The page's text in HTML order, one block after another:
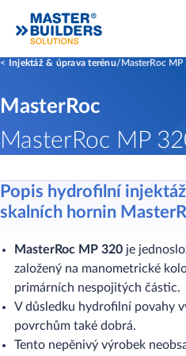
Injektáž & úprava terénu MasterRoc MP
MasterRoc
MasterRoc MP
Popis hydrofilní
skalních hornin
MasterRoc MP 320 je
založený na manometrické
primárních nespojitých částic.
V důsledku hydrofilní povahy
povrchům také dobrá.
Tento nepěnivý výrobek